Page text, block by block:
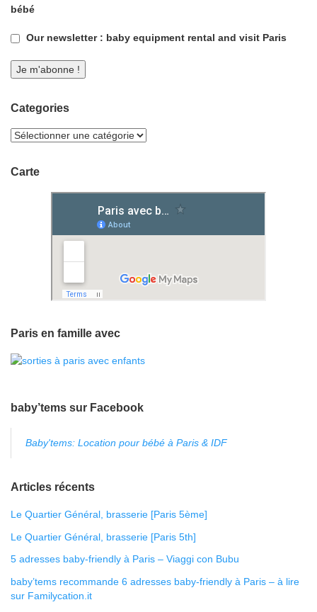
bébé
Our newsletter : baby equipment rental and visit Paris
Categories
Carte
Paris en famille avec
baby’tems sur Facebook
Baby'tems: Location pour bébé à Paris & IDF
Articles récents
Le Quartier Général, brasserie [Paris 5ème]
Le Quartier Général, brasserie [Paris 5th]
5 adresses baby-friendly à Paris – Viaggi con Bubu
baby’tems recommande 6 adresses baby-friendly à Paris – à lire
sur Familycation.it